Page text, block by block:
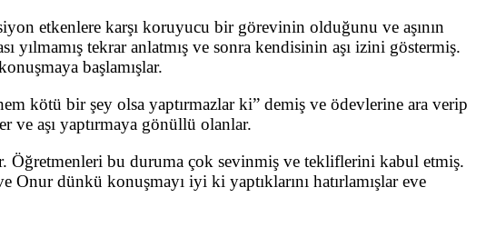
etkenlere karşı koruyucu bir görevinin olduğunu ve aşının
yılmamış tekrar anlatmış ve sonra kendisinin aşı izini göstermiş.
başlamışlar.
kötü bir şey olsa yaptırmazlar ki” demiş ve ödevlerine ara verip
ve aşı yaptırmaya gönüllü olanlar.
Öğretmenleri bu duruma çok sevinmiş ve tekliflerini kabul etmiş.
Onur dünkü konuşmayı iyi ki yaptıklarını hatırlamışlar eve